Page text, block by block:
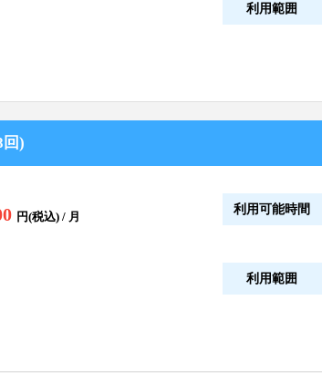
利用範囲
回)
円(税込) / 月
利用可能時間
利用範囲